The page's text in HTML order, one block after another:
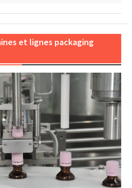
et lignes packaging